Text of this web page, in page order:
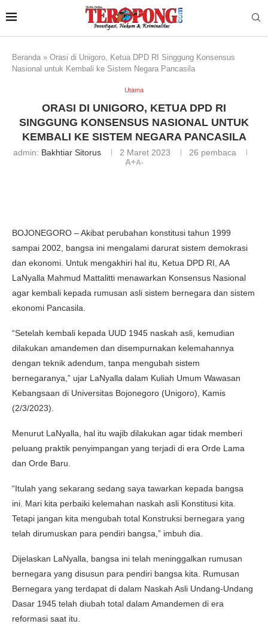
Beranda » Orasi di Unigoro, Ketua DPD RI Singgung Konsensus
Nasional untuk Kembali ke Sistem Negara Pancasila
Utama
ORASI DI UNIGORO, KETUA DPD RI
SINGGUNG KONSENSUS NASIONAL UNTUK
KEMBALI KE SISTEM NEGARA PANCASILA
admin: Bakhtiar Sitorus 2 Maret 2023 26 pembaca
A+A-
BOJONEGORO – Akibat perubahan konstitusi tahun 1999
sampai 2002, bangsa ini mengalami darurat sistem demokrasi
dan ekonomi. Untuk mengakhiri hal itu, Ketua DPD RI, AA
LaNyalla Mahmud Mattalitti menawarkan Konsensus Nasional
agar kembali kepada rumusan asli sistem bernegara dan sistem
ekonomi Pancasila.
“Setelah kembali kepada UUD 1945 naskah asli, kemudian
dilakukan amandemen dan disempurnakan kelemahannya
dengan teknik adendum, tanpa mengubah sistem
bernegaranya,” ujar LaNyalla dalam Kuliah Umum Wawasan
Kebangsaan di Universitas Bojonegoro (Unigoro), Kamis
(2/3/2023).
Menurut LaNyalla, hal itu wajib dilakukan agar tidak memberi
peluang praktik penyimpangan yang terjadi di era Orde Lama
dan Orde Baru.
“Itulah yang sekarang sedang saya tawarkan kepada bangsa
ini. Mari kita perbaiki kelemahan naskah asli Konstitusi kita.
Tetapi jangan kita mengubah total Konstruksi bernegara yang
telah dirumuskan para pendiri bangsa,” imbuh dia.
Dijelaskan LaNyalla, bangsa ini telah meninggalkan rumusan
bernegara yang disusun para pendiri bangsa kita. Rumusan
Bernegara yang terdapat di dalam Naskah Asli Undang-Undang
Dasar 1945 telah diubah total dalam Amandemen di era
reformasi saat itu.